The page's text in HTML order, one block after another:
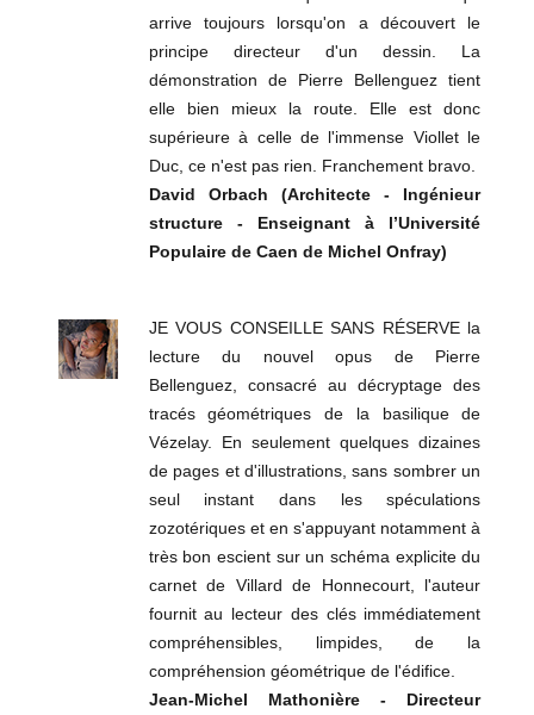
arrive toujours lorsqu'on a découvert le
principe directeur d'un dessin. La
démonstration de Pierre Bellenguez tient
elle bien mieux la route. Elle est donc
supérieure à celle de l'immense Viollet le
Duc, ce n'est pas rien. Franchement bravo.
David Orbach (Architecte - Ingénieur
structure - Enseignant à l’Université
Populaire de Caen de Michel Onfray)
JE VOUS CONSEILLE SANS RÉSERVE la
lecture du nouvel opus de Pierre
Bellenguez, consacré au décryptage des
tracés géométriques de la basilique de
Vézelay. En seulement quelques dizaines
de pages et d'illustrations, sans sombrer un
seul instant dans les spéculations
zozotériques et en s'appuyant notamment à
très bon escient sur un schéma explicite du
carnet de Villard de Honnecourt, l'auteur
fournit au lecteur des clés immédiatement
compréhensibles, limpides, de la
compréhension géométrique de l'édifice.
Jean-Michel Mathonière - Directeur